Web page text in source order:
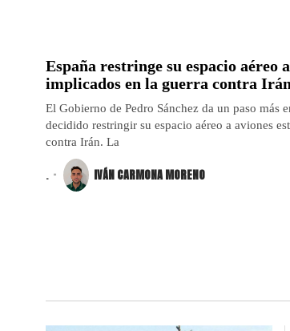
España restringe su espacio aéreo
implicados en la guerra contra Irán
El Gobierno de Pedro Sánchez da un paso más
decidido restringir su espacio aéreo a aviones
contra Irán. La
. IVÁN CARMONA MORENO